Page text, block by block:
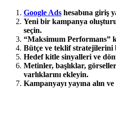
Google Ads hesabına giriş
Yeni bir kampanya
seçin.
“Maksimum Performans”
Bütçe ve teklif stratejilerini
Hedef kitle sinyalleri ve
Metinler, başlıklar,
varlıklarını ekleyin.
Kampanyayı yayına alın